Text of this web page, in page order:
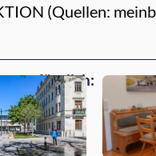
(Quellen:
für dich: